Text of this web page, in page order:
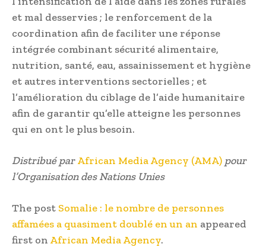
et mal desservies ; le renforcement de la
coordination afin de faciliter une réponse
intégrée combinant sécurité alimentaire,
nutrition, santé, eau, assainissement et hygiène
et autres interventions sectorielles ; et
l’amélioration du ciblage de l’aide humanitaire
afin de garantir qu’elle atteigne les personnes
qui en ont le plus besoin.
Distribué parAfrican Media Agency (AMA) pour
l’Organisation des Nations Unies
The post Somalie : le nombre de personnes
affamées a quasiment doublé en un an appeared
first on African Media Agency.